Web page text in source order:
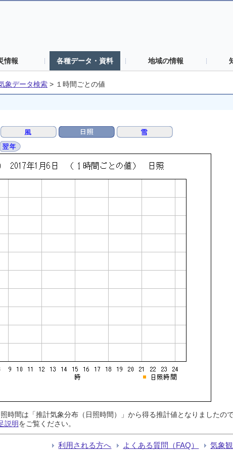
情報 各種データ・資料 地域の情報
象データ検索 > １時間ごとの値
時間は「推計気象分布（日照時間）」から得る推計値となりましたの
説明をご覧ください。
利用される方へ よくある質問（FAQ） 気象